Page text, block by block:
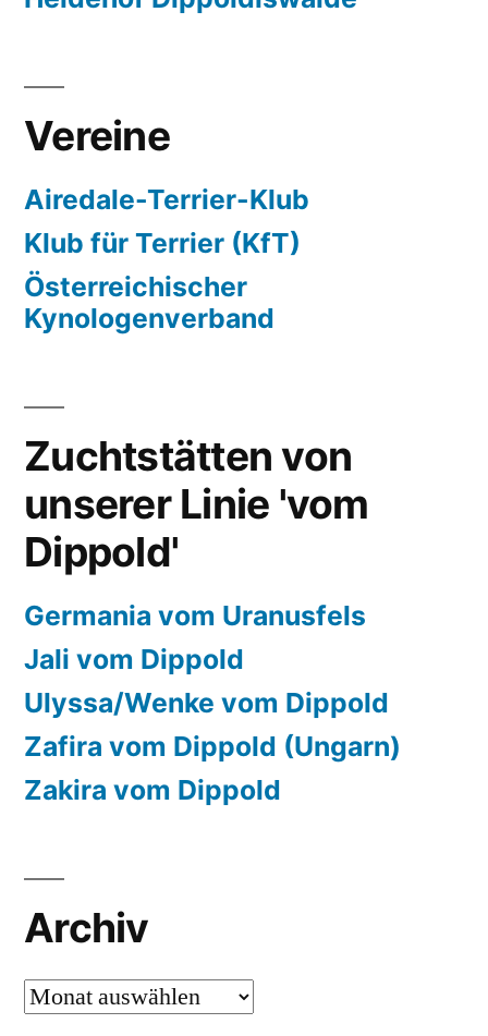
Vereine
Airedale-Terrier-Klub
Klub für Terrier (KfT)
Österreichischer
Kynologenverband
Zuchtstätten von
unserer Linie 'vom
Dippold'
Germania vom Uranusfels
Jali vom Dippold
Ulyssa/Wenke vom Dippold
Zafira vom Dippold (Ungarn)
Zakira vom Dippold
Archiv
Archiv